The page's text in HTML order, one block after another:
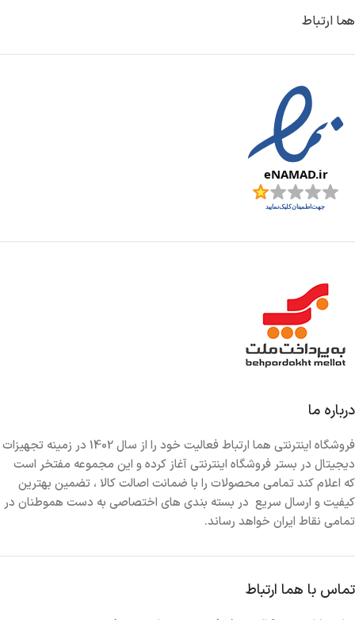
ابعاد :
وزن پاوربانک : 513 گرم
ظرفیت باتری :
قابلیت شارژ همزمان :
نشانگر میزان شارژ :
توان خروجی کل : 145 وات
پشتیبانی از شارژ وایرلس :
تعداد درگاه USB A :
توان خروجی USB C : 140 وات , 65 وات
پشتیبانی از POWER DELIVERY :
هما ارتباط
درباره ما
فروشگاه اینترنتی هما ارتباط فعالیت خود را از سال 1402 در زمینه تجهیزات
دیجیتال در بستر فروشگاه اینترنتی آغاز کرده و این مجموعه مفتخر است
که اعلام کند تمامی محصولات را با ضمانت اصالت کالا ، تضمین بهترین
کیفیت و ارسال سریع در بسته بندی های اختصاصی به دست هموطنان در
تمامی نقاط ایران خواهد رساند.
تماس با هما ارتباط